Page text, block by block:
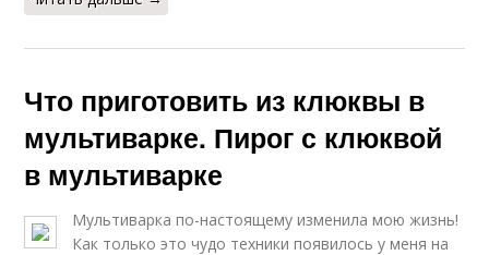
Что приготовить из клюквы в
мультиварке. Пирог с клюквой
в мультиварке
Мультиварка по-настоящему изменила мою жизнь!
Как только это чудо техники появилось у меня на